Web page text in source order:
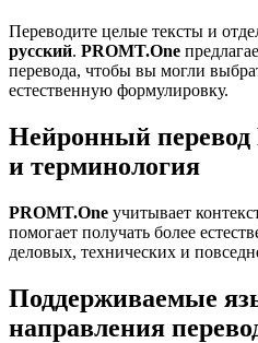
Переводите целые тексты и
русский. PROMT.One
перевода, чтобы вы могли
естественную формулировку.
Нейронный перевод
и терминология
PROMT.One учитывает
помогает получать более
деловых, технических и
Поддерживаемые
направления